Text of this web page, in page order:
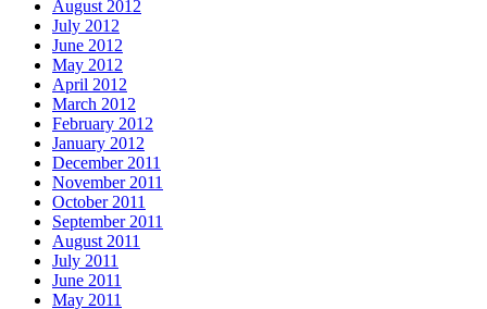
August 2012
July 2012
June 2012
May 2012
April 2012
March 2012
February 2012
January 2012
December 2011
November 2011
October 2011
September 2011
August 2011
July 2011
June 2011
May 2011